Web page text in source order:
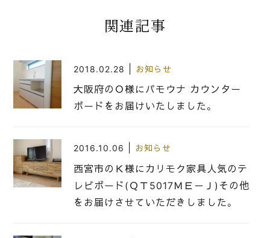
関連記事
2018.02.28 お知らせ
大阪府のＯ様にパモウナ カウンター
ボードをお届けいたしました。
2016.10.06 お知らせ
西宮市のＫ様にカリモク家具人気のテ
レビボード(ＱＴ5017ＭＥ－Ｊ)その他
をお届けさせていただきしました。